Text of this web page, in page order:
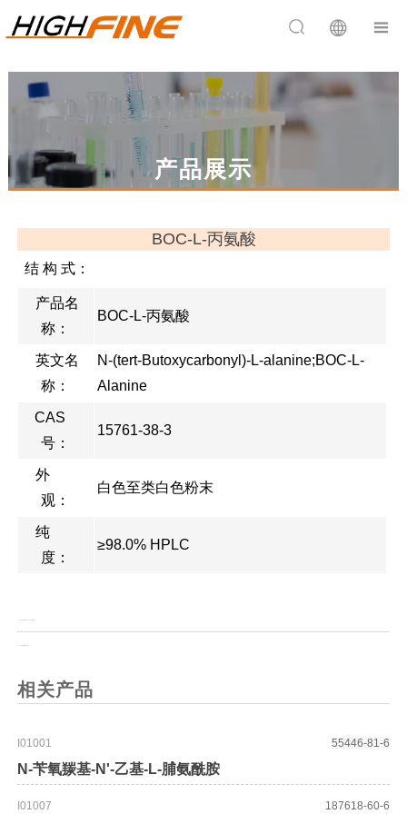
 
产品展示
BOC-L-丙氨酸
结 构 式：
产品名
称：
BOC-L-丙氨酸
英文名
称：
N-(tert-Butoxycarbonyl)-L-alanine;BOC-L-
Alanine
CAS
号：
15761-38-3
外
观：
白色至类白色粉末
纯
度：
≥98.0% HPLC
相关产品
I01001
N-苄氧羰基-N'-乙基-L-脯氨酰胺
55446-81-6
I01007 187618-60-6